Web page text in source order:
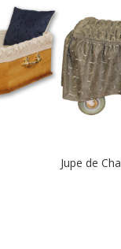
Jupe de